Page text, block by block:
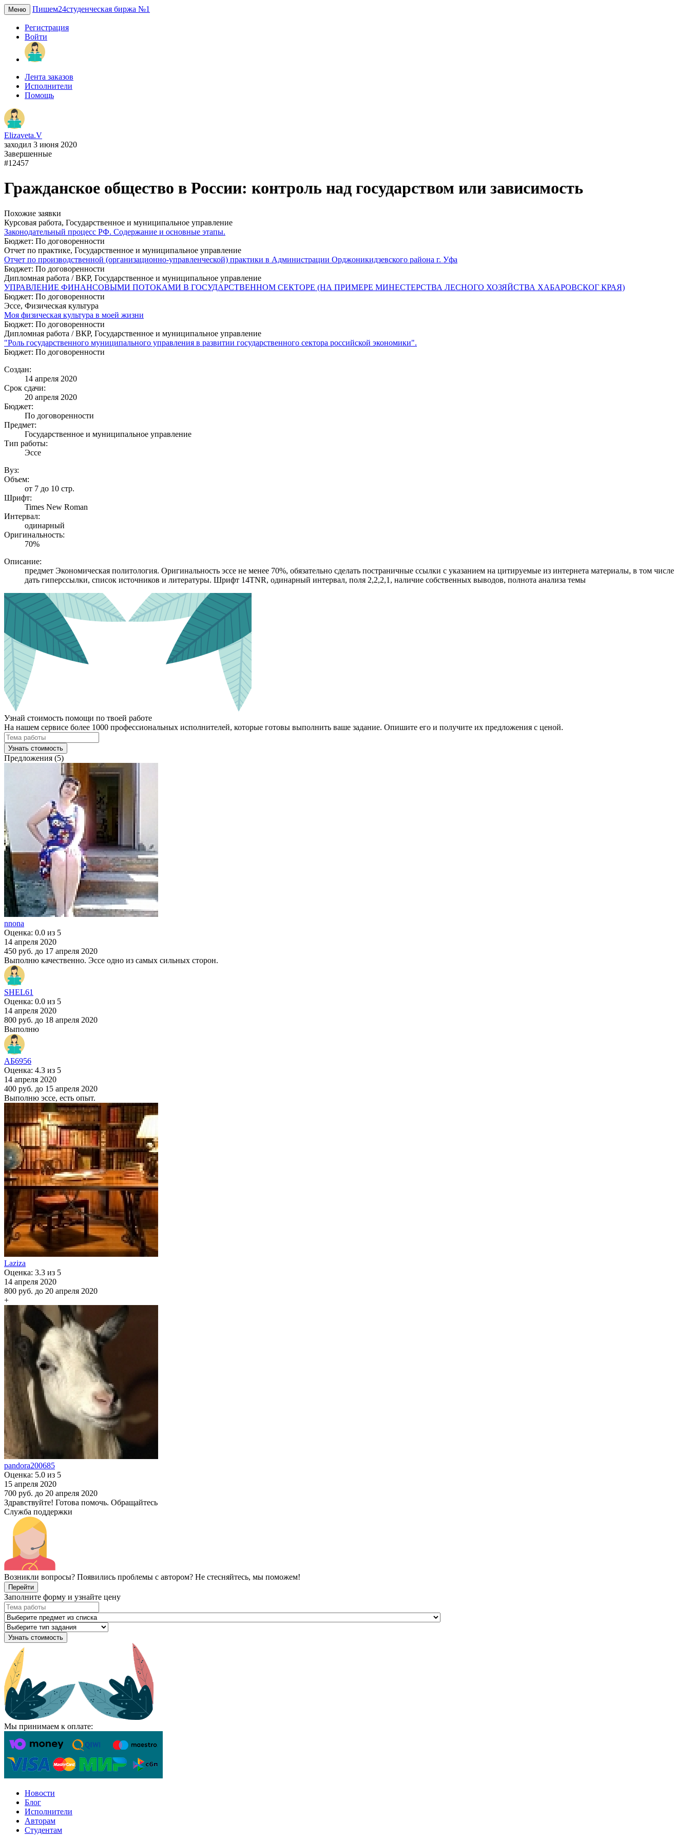
Меню Пишем24студенческая биржа №1
Регистрация
Войти
Лента заказов
Исполнители
Помощь
Elizaveta.V
заходил 3 июня 2020
Завершенные
#12457
Гражданское общество в России: контроль над государством или зависимость
Похожие заявки
Курсовая работа, Государственное и муниципальное управление
Законодательный процесс РФ. Содержание и основные этапы.
Бюджет: По договоренности
Отчет по практике, Государственное и муниципальное управление
Отчет по производственной (организационно-управленческой) практики в Администрации Орджоникидзевского района г. Уфа
Бюджет: По договоренности
Дипломная работа / ВКР, Государственное и муниципальное управление
УПРАВЛЕНИЕ ФИНАНСОВЫМИ ПОТОКАМИ В ГОСУДАРСТВЕННОМ СЕКТОРЕ (НА ПРИМЕРЕ МИНЕСТЕРСТВА ЛЕСНОГО ХОЗЯЙСТВА ХАБАРОВСКОГ КРАЯ)
Бюджет: По договоренности
Эссе, Физическая культура
Моя физическая культура в моей жизни
Бюджет: По договоренности
Дипломная работа / ВКР, Государственное и муниципальное управление
"Роль государственного муниципального управления в развитии государственного сектора российской экономики".
Бюджет: По договоренности
Создан:
14 апреля 2020
Срок сдачи:
20 апреля 2020
Бюджет:
По договоренности
Предмет:
Государственное и муниципальное управление
Тип работы:
Эссе
Вуз:
Объем:
от 7 до 10 стр.
Шрифт:
Times New Roman
Интервал:
одинарный
Оригинальность:
70%
Описание:
предмет Экономическая политология. Оригинальность эссе не менее 70%, обязательно сделать постраничные ссылки с указанием на цитируемые из интернета материалы, в том числе
дать гиперссылки, список источников и литературы. Шрифт 14TNR, одинарный интервал, поля 2,2,2,1, наличие собственных выводов, полнота анализа темы
Узнай стоимость помощи по твоей работе
На нашем сервисе более 1000 профессиональных исполнителей, которые готовы выполнить ваше задание. Опишите его и получите их предложения с ценой.
Узнать стоимость
Предложения (5)
nnona
Оценка: 0.0 из 5
14 апреля 2020
450 руб. до 17 апреля 2020
Выполню качественно. Эссе одно из самых сильных сторон.
SHEL61
Оценка: 0.0 из 5
14 апреля 2020
800 руб. до 18 апреля 2020
Выполню
АБ6956
Оценка: 4.3 из 5
14 апреля 2020
400 руб. до 15 апреля 2020
Выполню эссе, есть опыт.
Laziza
Оценка: 3.3 из 5
14 апреля 2020
800 руб. до 20 апреля 2020
+
pandora200685
Оценка: 5.0 из 5
15 апреля 2020
700 руб. до 20 апреля 2020
Здравствуйте! Готова помочь. Обращайтесь
Служба поддержки
Возникли вопросы? Появились проблемы с автором? Не стесняйтесь, мы поможем!
Перейти
Заполните форму и узнайте цену
Узнать стоимость
Мы принимаем к оплате:
Новости
Блог
Исполнители
Авторам
Студентам